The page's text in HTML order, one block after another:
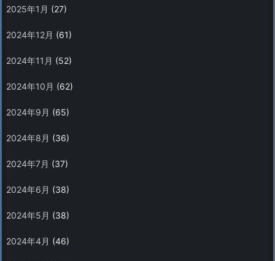
2025年1月 (27)
2024年12月 (61)
2024年11月 (52)
2024年10月 (62)
2024年9月 (65)
2024年8月 (36)
2024年7月 (37)
2024年6月 (38)
2024年5月 (38)
2024年4月 (46)